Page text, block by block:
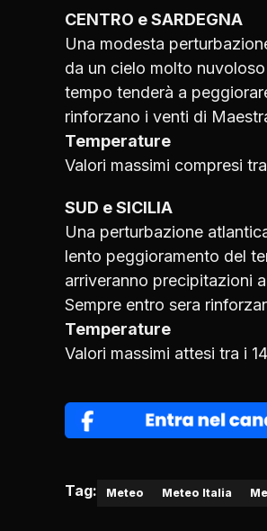
CENTRO e SARDEGNA
Una modesta
da un cielo molto
tempo tenderà a
rinforzano i venti di
Temperature
Valori massimi compresi
SUD e SICILIA
Una perturbazione
lento peggioramento del
arriveranno precipitazioni
Sempre entro sera
Temperature
Valori massimi attesi tra i
Tag: Meteo Meteo Italia